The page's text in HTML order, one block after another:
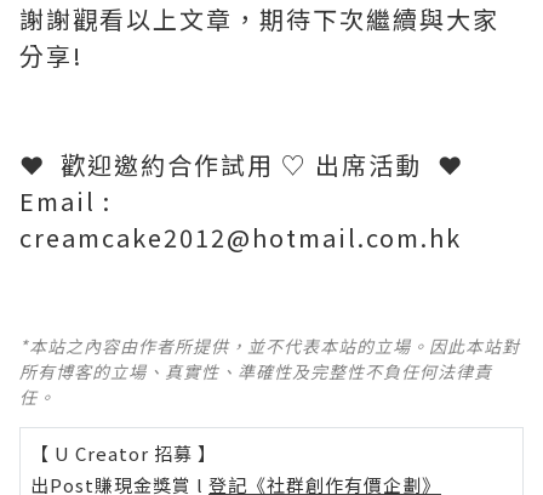
謝謝觀看以上文章，期待下次繼續與大家
分享!
❤ 歡迎邀約合作試用 ♡ 出席活動 ❤
Email :
creamcake2012@hotmail.com.hk
*本站之內容由作者所提供，並不代表本站的立場。因此本站對
所有博客的立場、真實性、準確性及完整性不負任何法律責
任。
【 U Creator 招募 】
出Post賺現金獎賞 l 登記《社群創作有價企劃》